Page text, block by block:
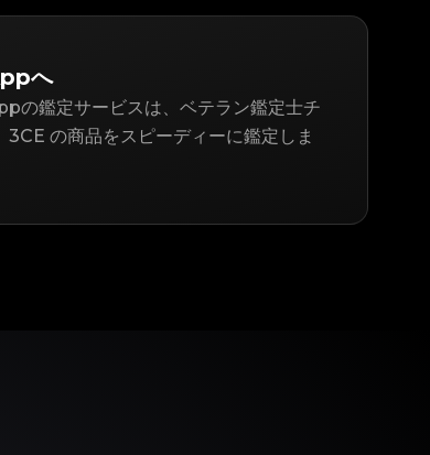
へ
の鑑定サービスは、ベテラン鑑定士チ
の商品をスピーディーに鑑定しま